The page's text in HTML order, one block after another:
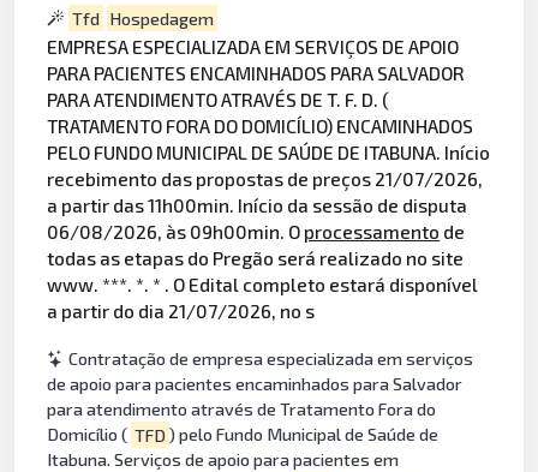
Tfd Hospedagem
EMPRESA ESPECIALIZADA EM SERVIÇOS DE APOIO
PARA PACIENTES ENCAMINHADOS PARA SALVADOR
PARA ATENDIMENTO ATRAVÉS DE T. F. D. (
TRATAMENTO FORA DO DOMICÍLIO) ENCAMINHADOS
PELO FUNDO MUNICIPAL DE SAÚDE DE ITABUNA. Início
recebimento das propostas de preços 21/07/2026,
a partir das 11h00min. Início da sessão de disputa
06/08/2026, às 09h00min. O processamento de
todas as etapas do Pregão será realizado no site
www. ***. *. * . O Edital completo estará disponível
a partir do dia 21/07/2026, no s
Contratação de empresa especializada em serviços
de apoio para pacientes encaminhados para Salvador
para atendimento através de Tratamento Fora do
Domicílio ( TFD ) pelo Fundo Municipal de Saúde de
Itabuna. Serviços de apoio para pacientes em